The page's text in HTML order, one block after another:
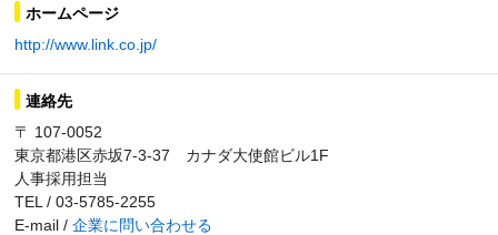
ホームページ
http://www.link.co.jp/
連絡先
〒 107-0052
東京都港区赤坂7-3-37 カナダ大使館ビル1F
人事採用担当
TEL / 03-5785-2255
E-mail / 企業に問い合わせる